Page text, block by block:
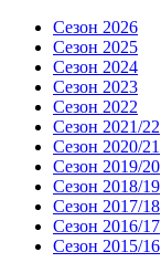
Сезон 2026
Сезон 2025
Сезон 2024
Сезон 2023
Сезон 2022
Сезон 2021/22
Сезон 2020/21
Сезон 2019/20
Сезон 2018/19
Сезон 2017/18
Сезон 2016/17
Сезон 2015/16